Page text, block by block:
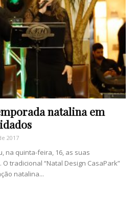
natalina em
2017
na quinta-feira, 16, as suas
tradicional “Natal Design CasaPark”
natalina...